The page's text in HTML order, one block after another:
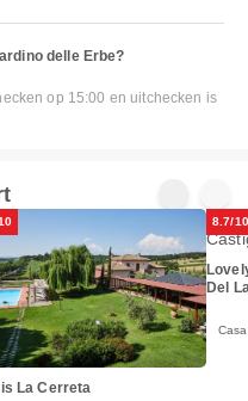
delle Erbe?
op 15:00 en uitchecken is
La Cerreta
8.7/10
Del